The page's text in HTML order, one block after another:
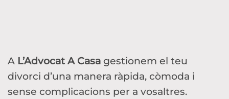
A L’Advocat A Casa gestionem el teu
divorci d’una manera ràpida, còmoda i
sense complicacions per a vosaltres.